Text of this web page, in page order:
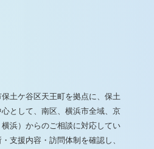
土ケ谷区天王町を拠点に、保土
として、南区、横浜市全域、京
浜）からのご相談に対応してい
支援内容・訪問体制を確認し、